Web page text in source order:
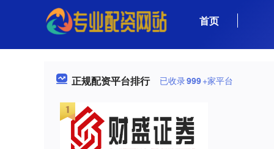
首页
正规配资平台排行 已收录999+家平台